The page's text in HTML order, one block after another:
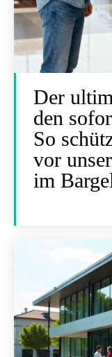
Der
den
So
vor
im